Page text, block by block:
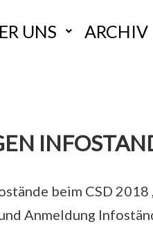
UNS ARCHIV
beim CSD 2018
Anmeldung